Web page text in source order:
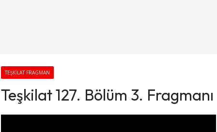
TEŞKILAT FRAGMAN
Teşkilat 127. Bölüm 3. Fragmanı